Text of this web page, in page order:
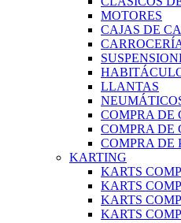
MOTORES
CAJAS DE
LLANTAS
COMPRA DE
COMPRA DE
COMPRA DE
KARTING
KARTS
KARTS
KARTS
KARTS